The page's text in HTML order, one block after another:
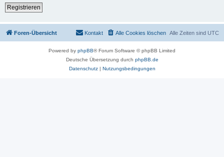
Registrieren
Foren-Übersicht Alle Zeiten sind UTC
Alle Cookies löschen
Kontakt
Powered by phpBB® Forum Software © phpBB Limited
Deutsche Übersetzung durch phpBB.de
Datenschutz| Nutzungsbedingungen